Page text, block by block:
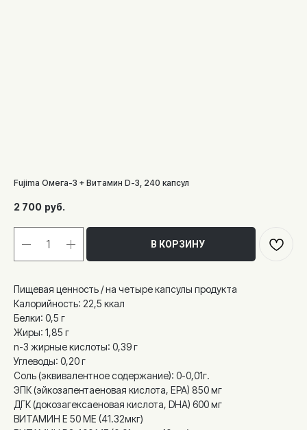
Fujima Омега-3 + Витамин D-3, 240 капсул
2 700 руб.
В КОРЗИНУ
Пищевая ценность / на четыре капсулы продукта
Калорийность: 22,5 ккал
Белки: 0,5 г
Жиры: 1,85 г
n-3 жирные кислоты: 0,39 г
Углеводы: 0,20 г
Соль (эквивалентное содержание): 0-0,01г.
ЭПК (эйкозапентаеновая кислота, EPA) 850 мг
ДГК (докозагексаеновая кислота, DHA) 600 мг
ВИТАМИН E 50 МЕ (41.32мкг)